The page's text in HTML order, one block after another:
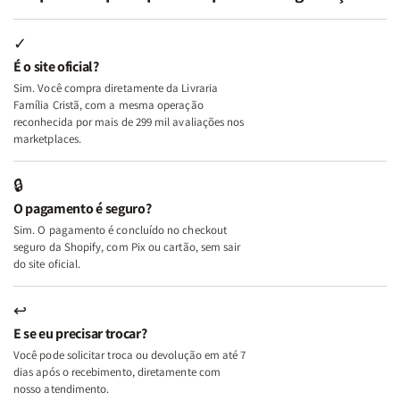
Lutas
e
Deus
+
A
Mulher
Lar
Lutas
+
A
Lar
Segundo
Segundo
✓
É o site oficial?
Sim. Você compra diretamente da Livraria
Família Cristã, com a mesma operação
reconhecida por mais de 299 mil avaliações nos
marketplaces.
🔒
O pagamento é seguro?
Sim. O pagamento é concluído no checkout
seguro da Shopify, com Pix ou cartão, sem sair
do site oficial.
↩
E se eu precisar trocar?
Você pode solicitar troca ou devolução em até 7
dias após o recebimento, diretamente com
nosso atendimento.